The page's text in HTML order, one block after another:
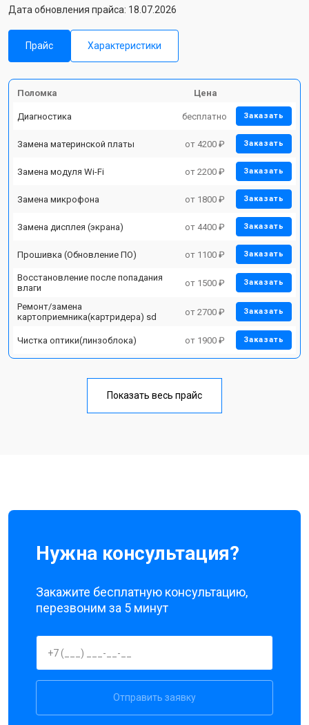
Дата обновления прайса: 18.07.2026
Прайс Характеристики
Поломка Цена
Диагностика бесплатно Заказать
Замена материнской платы от 4200 ₽ Заказать
Замена модуля Wi-Fi от 2200 ₽ Заказать
Замена микрофона от 1800 ₽ Заказать
Замена дисплея (экрана) от 4400 ₽ Заказать
Прошивка (Обновление ПО) от 1100 ₽ Заказать
Восстановление после попадания
влаги
от 1500 ₽ Заказать
Ремонт/замена
картоприемника(картридера) sd
от 2700 ₽ Заказать
Чистка оптики(линзоблока) от 1900 ₽ Заказать
Показать весь прайс
Нужна консультация?
Закажите бесплатную консультацию,
перезвоним за 5 минут
Отправить заявку